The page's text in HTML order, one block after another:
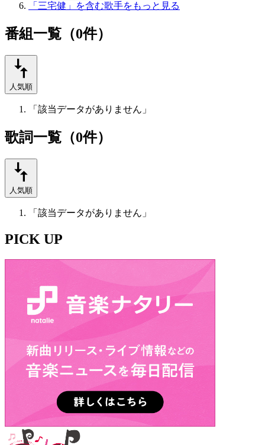
「三宅健」を含む歌手をもっと見る
番組一覧（0件）
人気順
「該当データがありません」
歌詞一覧（0件）
人気順
「該当データがありません」
PICK UP